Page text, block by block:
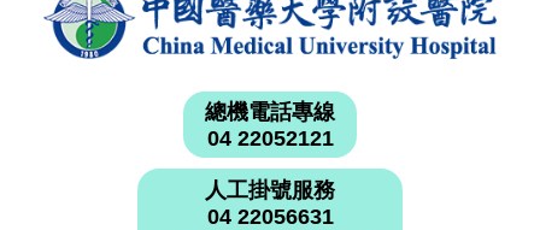
總機電話專線
04 22052121
人工掛號服務
04 22056631